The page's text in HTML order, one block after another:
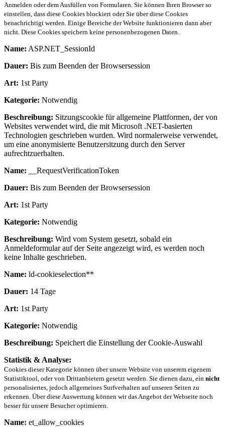
Anmelden oder dem Ausfüllen von Formularen. Sie können Ihren Browser so
einstellen, dass diese Cookies blockiert oder Sie über diese Cookies
benachrichtigt werden. Einige Bereiche der Website funktionieren dann aber
nicht. Diese Cookies speichern keine personenbezogenen Daten.
Name: ASP.NET_SessionId
Dauer: Bis zum Beenden der Browsersession
Art: 1st Party
Kategorie: Notwendig
Beschreibung: Sitzungscookie für allgemeine Plattformen, der von
Websites verwendet wird, die mit Microsoft .NET-basierten
Technologien geschrieben wurden. Wird normalerweise verwendet,
um eine anonymisierte Benutzersitzung durch den Server
aufrechtzuerhalten.
Name: __RequestVerificationToken
Dauer: Bis zum Beenden der Browsersession
Art: 1st Party
Kategorie: Notwendig
Beschreibung: Wird vom System gesetzt, sobald ein
Anmeldeformular auf der Seite angezeigt wird, es werden noch
keine Inhalte geschrieben.
Name: ld-cookieselection**
Dauer: 14 Tage
Art: 1st Party
Kategorie: Notwendig
Beschreibung: Speichert die Einstellung der Cookie-Auswahl
Statistik & Analyse:
Cookies dieser Kategorie können über unsere Website von unserem eigenem
Statistiktool, oder von Drittanbietern gesetzt werden. Sie dienen dazu, ein nicht
personalisiertes, jedoch allgemeines Surfverhalten auf unseren Seiten zu
erkennen. Über diese Auswertung können wir das Angebot der Webseite noch
besser für unsere Besucher optimieren.
Name: et_allow_cookies